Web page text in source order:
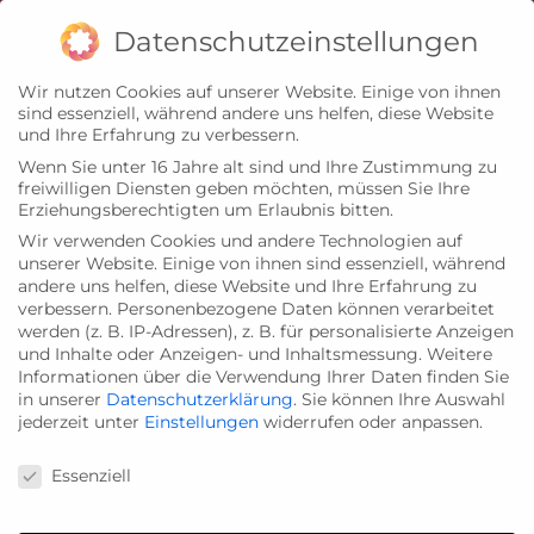
springen
Impressum Datenschutz
Datenschutzeinstellungen
Wir nutzen Cookies auf unserer Website. Einige von ihnen
sind essenziell, während andere uns helfen, diese Website
und Ihre Erfahrung zu verbessern.
Wenn Sie unter 16 Jahre alt sind und Ihre Zustimmung zu
freiwilligen Diensten geben möchten, müssen Sie Ihre
Erziehungsberechtigten um Erlaubnis bitten.
Wir verwenden Cookies und andere Technologien auf
unserer Website. Einige von ihnen sind essenziell, während
andere uns helfen, diese Website und Ihre Erfahrung zu
verbessern. Personenbezogene Daten können verarbeitet
werden (z. B. IP-Adressen), z. B. für personalisierte Anzeigen
und Inhalte oder Anzeigen- und Inhaltsmessung. Weitere
Informationen über die Verwendung Ihrer Daten finden Sie
in unserer Datenschutzerklärung. Sie können Ihre Auswahl
jederzeit unter Einstellungen widerrufen oder anpassen.
Essenziell